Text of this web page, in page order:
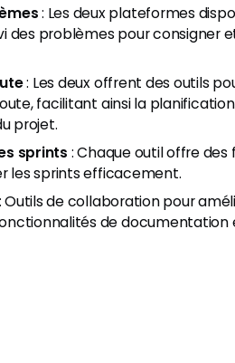
: Les deux plateformes
des problèmes pour consigner
: Les deux offrent des outils
facilitant ainsi la
projet.
sprints : Chaque outil offre
les sprints efficacement.
Outils de collaboration pour
de